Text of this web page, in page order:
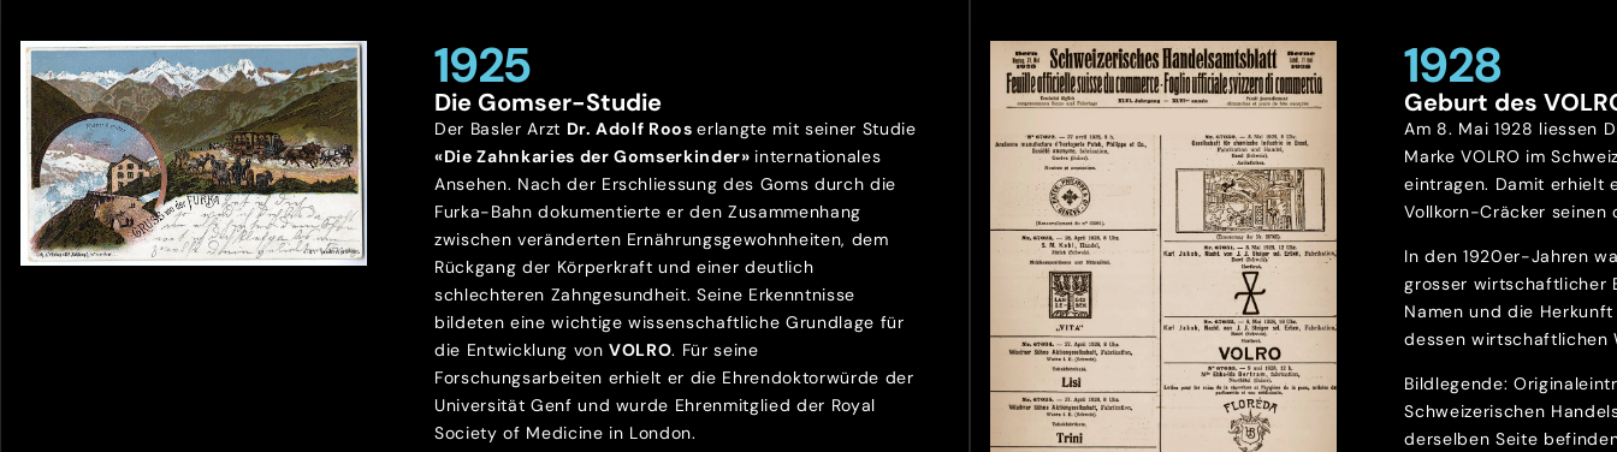
1925
Die Gomser-Studie
Der Basler Arzt Dr. Adolf Rooserlangte mit seiner Studie
«Die Zahnkaries der Gomserkinder» internationales
Ansehen. Nach der Erschliessung des Goms durch die
Furka-Bahn dokumentierte er den Zusammenhang
zwischen veränderten Ernährungsgewohnheiten, dem
Rückgang der Körperkraft und einer deutlich
schlechteren Zahngesundheit. Seine Erkenntnisse
bildeten eine wichtige wissenschaftliche Grundlage für
die Entwicklung vonVOLRO. Für seine
Forschungsarbeiten erhielt er die Ehrendoktorwürde der
Universität Genf und wurde Ehrenmitglied der Royal
Society of Medicine in London.
1928
Geburt des
Am 8. Mai 1928 liessen
Marke VOLRO im
eintragen. Damit erhielt
Vollkorn-Cräcker seinen
In den 1920er-Jahren
grosser wirtschaftlicher
Namen und die
dessen wirtschaftlichen
Bildlegende:
Schweizerischen
derselben Seite